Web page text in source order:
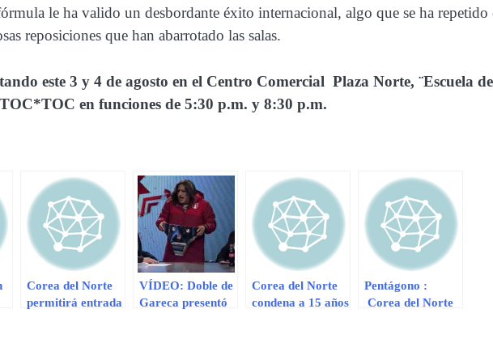
le ha valido un desbordante éxito internacional, algo que se ha repetido
reposiciones que han abarrotado las salas.
este 3 y 4 de agosto en el Centro Comercial Plaza Norte, ¨Escuela de
en funciones de 5:30 p.m. y 8:30 p.m.
Corea del Norte
permitirá entrada
VÍDEO: Doble de
Gareca presentó
Corea del Norte
condena a 15 años
Pentágono :
Corea del Norte